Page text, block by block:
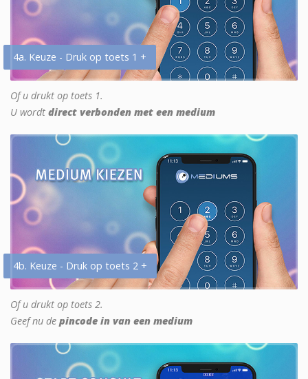
4a. Keuze - Druk op toets 1 +
Of u drukt op toets 1.
U wordt direct verbonden met een medium
4b. Keuze - Druk op toets 2 +
Of u drukt op toets 2.
Geef nu de pincode in van een medium